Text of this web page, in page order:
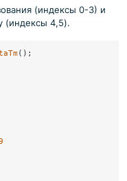
(индексы 0-3) и
(индексы 4,5).
();